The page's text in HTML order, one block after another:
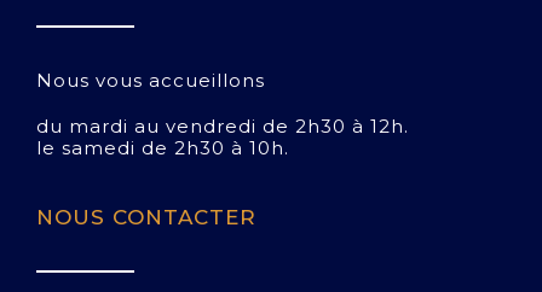
Nous vous accueillons
du mardi au vendredi de 2h30 à 12h.
le samedi de 2h30 à 10h.
NOUS CONTACTER